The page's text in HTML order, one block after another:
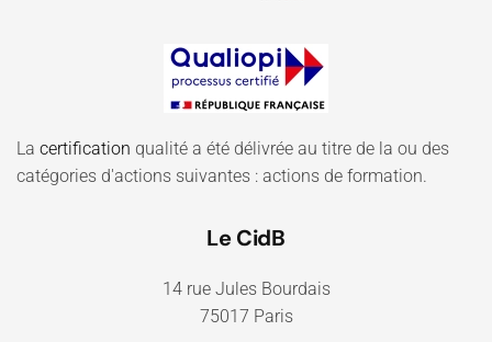
La certification qualité a été délivrée au titre de la ou des
catégories d'actions suivantes : actions de formation.
Le CidB
14 rue Jules Bourdais
75017 Paris